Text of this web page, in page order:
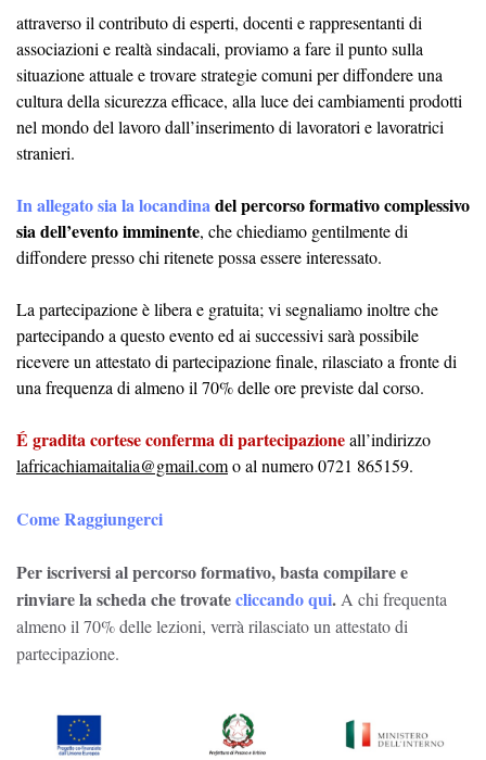
attraverso il contributo di esperti, docenti e rappresentanti di
associazioni e realtà sindacali, proviamo a fare il punto sulla
situazione attuale e trovare strategie comuni per diffondere una
cultura della sicurezza efficace, alla luce dei cambiamenti prodotti
nel mondo del lavoro dall’inserimento di lavoratori e lavoratrici
stranieri.
In allegato sia la locandinadel percorso formativo complessivo
sia dell’evento imminente, che chiediamo gentilmente di
diffondere presso chi ritenete possa essere interessato.
La partecipazione è libera e gratuita; vi segnaliamo inoltre che
partecipando a questo evento ed ai successivi sarà possibile
ricevere un attestato di partecipazione finale, rilasciato a fronte di
una frequenza di almeno il 70% delle ore previste dal corso.
É gradita cortese conferma di partecipazioneall’indirizzo
lafricachiamaitalia@gmail.como al numero 0721 865159.
Come Raggiungerci
Per iscriversi al percorso formativo, basta compilare e
rinviare la scheda che trovatecliccando qui.A chi frequenta
almeno il 70% delle lezioni, verrà rilasciato un attestato di
partecipazione.